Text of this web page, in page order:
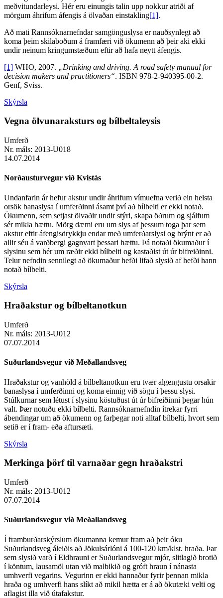
meðvitundarleysi. Hér eru einungis talin upp nokkur atriði af
mörgum áhrifum áfengis á ölvaðan einstakling[1].
Að mati Rannsóknarnefndar samgönguslysa er nauðsynlegt að
koma þeim skilaboðum á framfæri við ökumenn að þeir aki ekki
undir neinum kringumstæðum eftir að hafa neytt áfengis.
[1] WHO, 2007.
„Drinking and driving. A road safety manual for
decision makers and practitioners“. ISBN 978-2-940395-00-2.
Genf, Sviss.
Skýrsla
Vegna ölvunaraksturs og bílbeltaleysis
Umferð
Nr. máls: 2013-U018
14.07.2014
Norðausturvegur við Kvistás
Undanfarin ár hefur akstur undir áhrifum vímuefna verið ein helsta
orsök banaslysa í umferðinni ásamt því að bílbelti er ekki notað.
Ökumenn, sem setjast ölvaðir undir stýri, skapa öðrum og sjálfum
sér mikla hættu. Mörg dæmi eru um slys af þessum toga þar sem
akstur eftir áfengisdrykkju endar með umferðarslysi og brýnt er að
allir séu á varðbergi gagnvart þessari hættu. Þá notaði ökumaður í
slysinu sem hér um ræðir ekki bílbelti og kastaðist út úr bifreiðinni.
Telur nefndin sennilegt að ökumaður hefði lifað slysið af hefði hann
notað bílbelti.
Skýrsla
Hraðakstur og bílbeltanotkun
Umferð
Nr. máls: 2013-U012
07.07.2014
Suðurlandsvegur við Meðallandsveg
Hraðakstur og vanhöld á bílbeltanotkun eru tvær algengustu orsakir
banaslysa í umferðinni og koma einnig við sögu í þessu slysi.
Stúlkurnar sem létust í slysinu köstuðust út úr bifreiðinni þegar hún
valt. Þær notuðu ekki bílbelti. Rannsóknarnefndin ítrekar fyrri
ábendingar um að ökumenn og farþegar noti alltaf bílbelti, hvort sem
setið er í fram- eða aftursæti.
Skýrsla
Merkinga þörf til varnaðar gegn hraðakstri
Umferð
Nr. máls: 2013-U012
07.07.2014
Suðurlandsvegur við Meðallandsveg
Í framburðarskýrslum ökumanna kemur fram að þeir óku
Suðurlandsveg áleiðis að Jökulsárlóni á 100-120 km/klst. hraða. Þar
sem slysið varð í Eldhrauni er Suðurlandsvegur mjór, slitlagið brotið
í köntum, lausamöl utan við malbikið og gróft hraun í nánasta
umhverfi vegarins. Vegurinn er ekki hannaður fyrir þennan mikla
hraða og umhverfi hans slíkt að mikil hætta er á að ökutæki velti og
aflagist illa við útafakstur.